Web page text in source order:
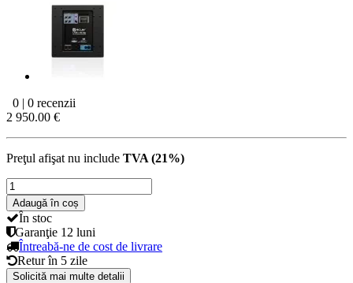
0 | 0 recenzii
2 950.00 €
Preţul afişat nu include TVA (21%)
Adaugă în coș
În stoc
Garanţie 12 luni
Întreabă-ne de cost de livrare
Retur în 5 zile
Solicită mai multe detalii